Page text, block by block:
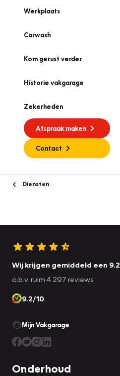
Werkplaats
Carwash
Kom gerust verder
Historie vakgarage
Zekerheden
Afspraak maken
Contact
Diensten
Wij krijgen gemiddeld een 9.2
o.b.v. ruim 4.297 reviews
9.2/10
Mijn Vakgarage
Onderhoud